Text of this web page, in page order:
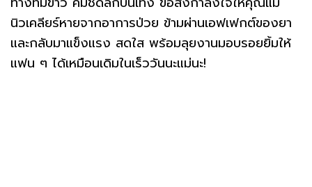
นิวเคลียร์หายจากอาการป่วย ข้ามผ่านเอฟเฟกต์ของยา
และกลับมาแข็งแรง สดใส พร้อมลุยงานมอบรอยยิ้มให้
แฟน ๆ ได้เหมือนเดิมในเร็ววันนะแม่นะ!